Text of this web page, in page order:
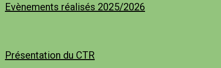
Evènements réalisés 2025/2026
Présentation du CTR